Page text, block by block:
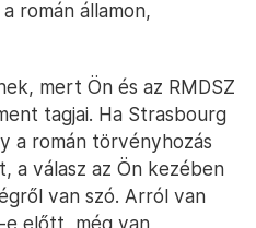
román államon,
mert Ön és az RMDSZ
tagjai. Ha Strasbourg
a román törvényhozás
válasz az Ön kezében
van szó. Arról van
e előtt, még van